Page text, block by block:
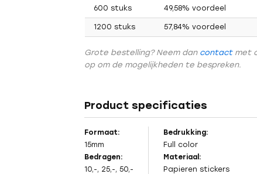
600 stuks 49,58% voordeel
1200 stuks 57,84% voordeel
Grote bestelling? Neem dan contactmet
op om de mogelijkheden te bespreken.
Product specificaties
Formaat:
15mm
Bedragen:
10,-, 25,-, 50,-
Bedrukking:
Full color
Materiaal:
Papieren stickers